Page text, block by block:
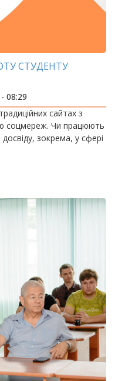
СТУДЕНТУ
08:29
сайтах з
соцмереж. Чи працюють
зокрема, у сфері